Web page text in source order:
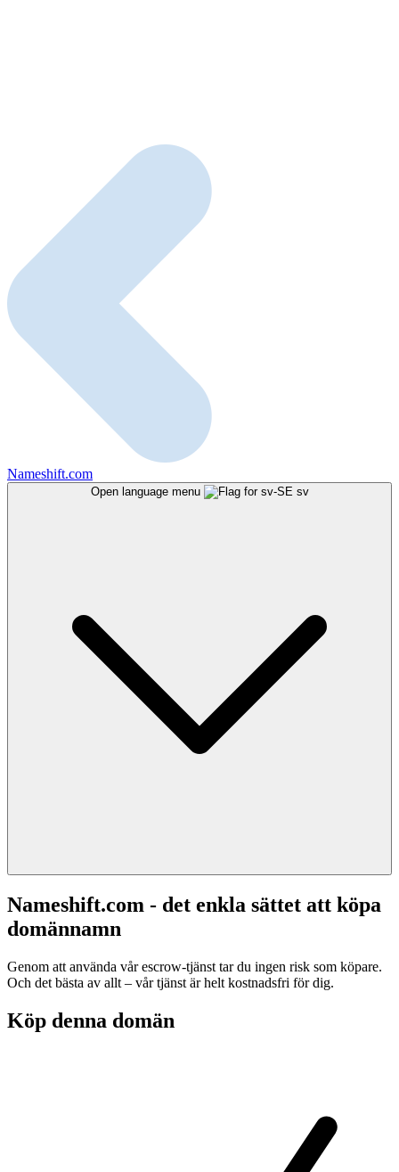
Nameshift.com
Open language menu sv
Nameshift.com - det enkla sättet att köpa
domännamn
Genom att använda vår escrow-tjänst tar du ingen risk som köpare.
Och det bästa av allt – vår tjänst är helt kostnadsfri för dig.
Köp denna domän